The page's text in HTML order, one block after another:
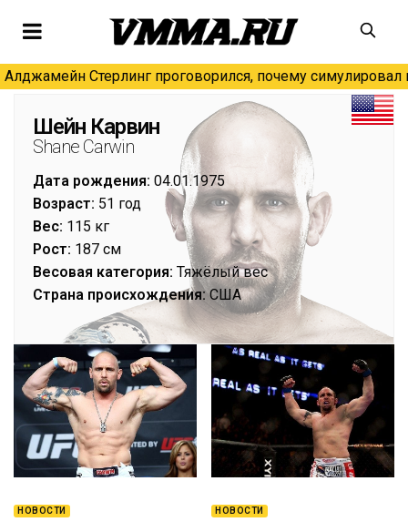
Алджамейн Стерлинг проговорился, почему симулировал
Шейн Карвин
Shane Carwin
Дата рождения: 04.01.1975
Возраст: 51 год
Вес: 115 кг
Рост: 187 см
Весовая категория: Тяжёлый вес
Страна происхождения:США
НОВОСТИ НОВОСТИ